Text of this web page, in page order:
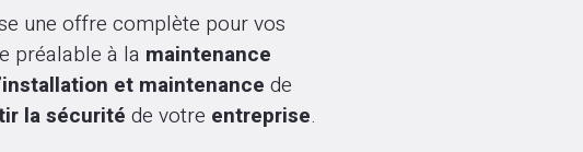
une offre complète pour vos
préalable à la maintenance
installation et maintenance de
la sécurité de votre entreprise.